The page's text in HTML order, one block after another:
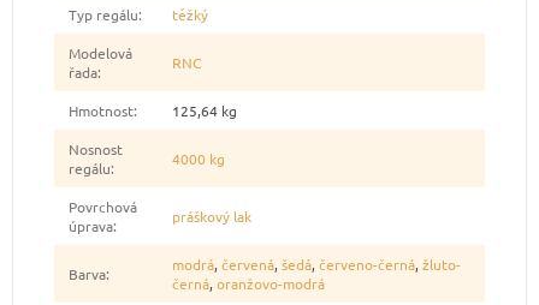
Typ regálu:
těžký
Modelová
řada: RNC
Hmotnost:
125,64 kg
Nosnost
regálu: 4000 kg
Povrchová
úprava: práškový lak
Barva: modrá, červená, šedá, červeno-černá, žluto-
černá, oranžovo-modrá